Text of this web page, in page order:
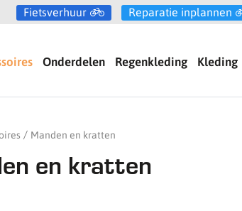
Fietsverhuur Reparatie inplannen
Onderdelen Regenkleding Kleding
Manden en kratten
en kratten